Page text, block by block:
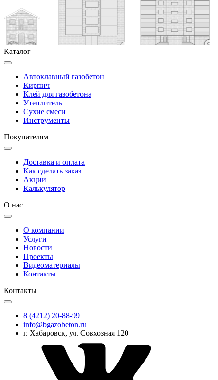
Каталог
Автоклавный газобетон
Кирпич
Клей для газобетона
Утеплитель
Сухие смеси
Инструменты
Покупателям
Доставка и оплата
Как сделать заказ
Акции
Калькулятор
О нас
О компании
Услуги
Новости
Проекты
Видеоматериалы
Контакты
Контакты
8 (4212) 20-88-99
info@bgazobeton.ru
г. Хабаровск, ул. Совхозная 120